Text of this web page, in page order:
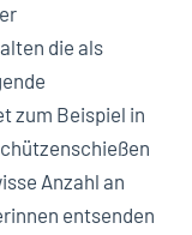
die als
zum Beispiel in
Anzahl an
entsenden